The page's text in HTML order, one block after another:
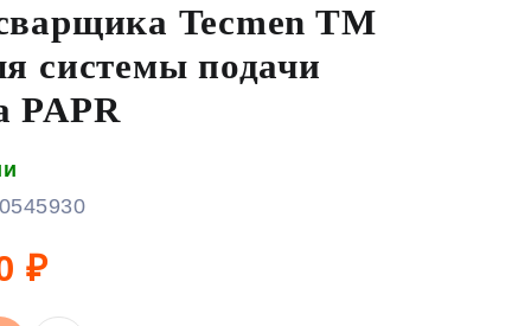
Tecmen TM
системы подачи
PAPR
₽